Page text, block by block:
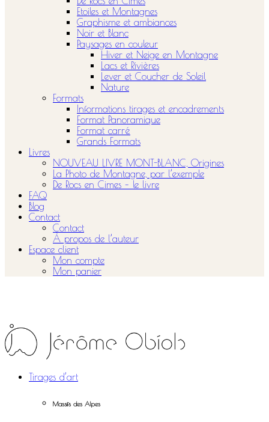
Etoiles et Montagnes
Graphisme et ambiances
Noir et Blanc
Paysages en couleur
Hiver et Neige en Montagne
Lacs et Rivières
Lever et Coucher de Soleil
Nature
Formats
Informations tirages et encadrements
Format Panoramique
Format carré
Grands Formats
Livres
NOUVEAU LIVRE MONT-BLANC, Origines
La Photo de Montagne, par l’exemple
De Rocs en Cimes – le livre
FAQ
Blog
Contact
Contact
À propos de l’auteur
Espace client
Mon compte
Mon panier
Tirages d’art
Massifs des Alpes